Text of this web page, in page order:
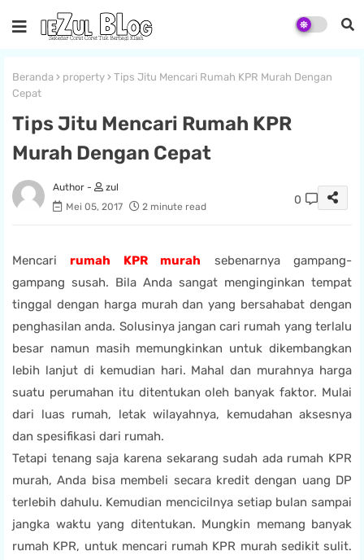
Beranda property
Tips Jitu Mencari Rumah KPR Murah Dengan
Cepat
Tips Jitu Mencari Rumah KPR
Murah Dengan Cepat
zul
Mei 05, 2017
2 minute read
0
Mencarirumah KPR murah sebenarnya gampang-
gampang susah. Bila Anda sangat menginginkan tempat
tinggal dengan hargamurahdanyang bersahabat dengan
penghasilan anda. Solusinya jangan cari rumah yang terlalu
besar namun masih memungkinkan untuk dikembangkan
lebih lanjut di kemudian hari. Mahal dan murahnya harga
suatu perumahan itu ditentukan oleh banyak faktor. Mulai
dari luas rumah, letak wilayahnya, kemudahan aksesnya
dan spesifikasi dari rumah.
Tetapi tenang saja karena sekarang sudah ada rumah KPR
murah, Anda bisa membeli secara kredit dengan uang DP
terlebih dahulu. Kemudian mencicilnya setiap bulan sampai
jangka waktu yang ditentukan. Mungkin memang banyak
rumah KPR, untuk mencari rumah KPR murah sedikit sulit.